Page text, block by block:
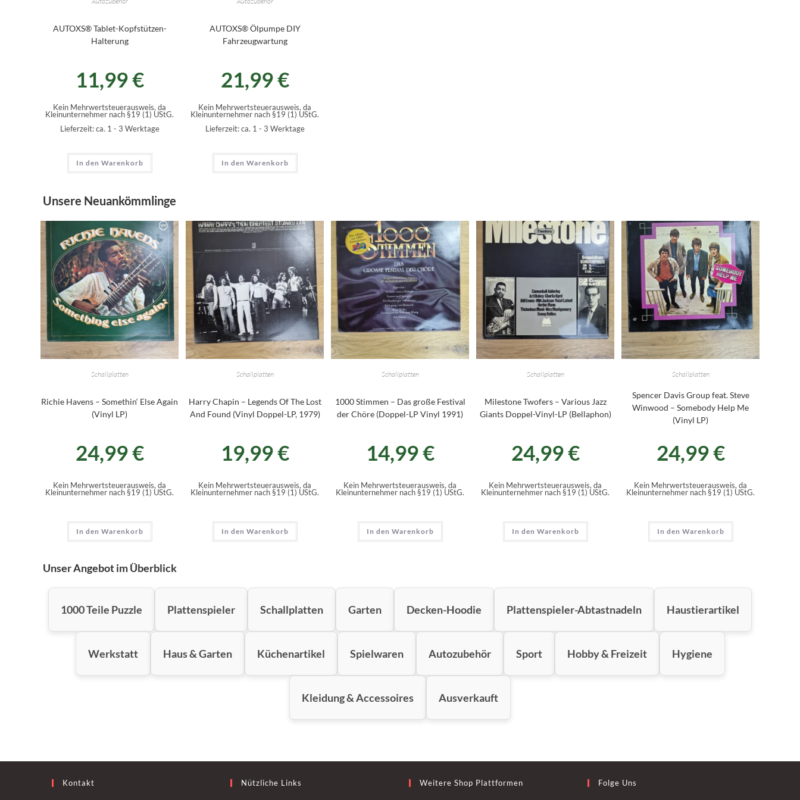
AUTOXS® Tablet-Kopfstützen-
Halterung
11,99€
Kein Mehrwertsteuerausweis, da
Kleinunternehmer nach §19 (1) UStG.
Lieferzeit: ca. 1 - 3 Werktage
In den Warenkorb
AUTOXS® Ölpumpe DIY
Fahrzeugwartung
21,99€
Kein Mehrwertsteuerausweis, da
Kleinunternehmer nach §19 (1) UStG.
Lieferzeit: ca. 1 - 3 Werktage
In den Warenkorb
Unsere Neuankömmlinge
Schallplatten
Richie Havens – Somethin‘ Else Again
(Vinyl LP)
24,99€
Kein Mehrwertsteuerausweis, da
Kleinunternehmer nach §19 (1) UStG.
In den Warenkorb
Schallplatten
Harry Chapin – Legends Of The Lost
And Found (Vinyl Doppel-LP, 1979)
19,99€
Kein Mehrwertsteuerausweis, da
Kleinunternehmer nach §19 (1) UStG.
In den Warenkorb
Schallplatten
1000 Stimmen – Das große Festival
der Chöre (Doppel-LP Vinyl 1991)
14,99€
Kein Mehrwertsteuerausweis, da
Kleinunternehmer nach §19 (1) UStG.
In den Warenkorb
Schallplatten
Milestone Twofers – Various Jazz
Giants Doppel-Vinyl-LP (Bellaphon)
24,99€
Kein Mehrwertsteuerausweis, da
Kleinunternehmer nach §19 (1) UStG.
In den Warenkorb
Schallplatten
Spencer Davis Group feat. Steve
Winwood – Somebody Help Me
(Vinyl LP)
24,99€
Kein Mehrwertsteuerausweis, da
Kleinunternehmer nach §19 (1) UStG.
In den Warenkorb
Unser Angebot im Überblick
1000 Teile Puzzle Plattenspieler Schallplatten Garten Decken-Hoodie Plattenspieler-Abtastnadeln Haustierartikel
Werkstatt Haus & Garten Küchenartikel Spielwaren Autozubehör Sport Hobby & Freizeit Hygiene
Kleidung & Accessoires Ausverkauft
Kontakt Nützliche Links Weitere Shop Plattformen Folge Uns